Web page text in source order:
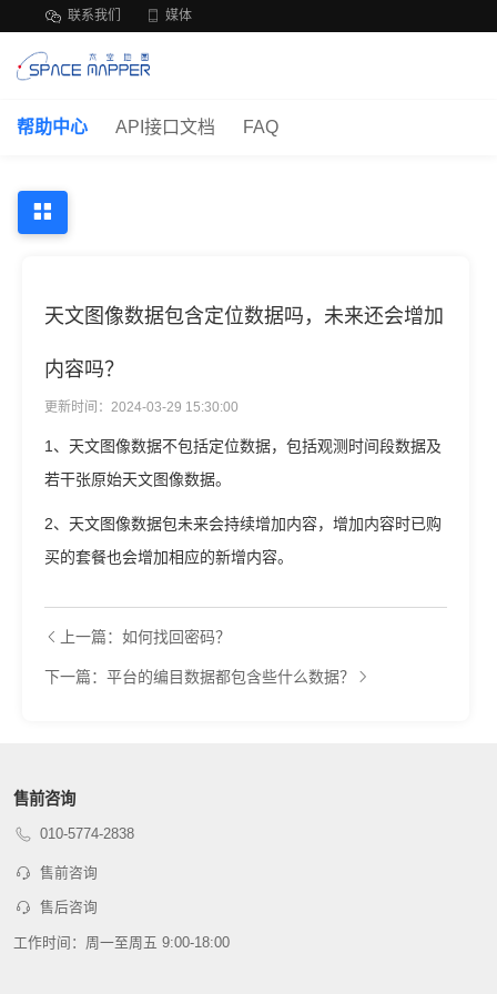
联系我们 媒体
帮助中心 API接口文档 FAQ
天文图像数据包含定位数据吗，未来还会增加
内容吗？
更新时间：2024-03-29 15:30:00
1、天文图像数据不包括定位数据，包括观测时间段数据及
若干张原始天文图像数据。
2、天文图像数据包未来会持续增加内容，增加内容时已购
买的套餐也会增加相应的新增内容。
上一篇：如何找回密码？
下一篇：平台的编目数据都包含些什么数据？
售前咨询
010-5774-2838
售前咨询
售后咨询
工作时间：周一至周五 9:00-18:00